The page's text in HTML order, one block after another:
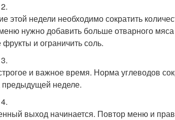
этой недели необходимо сократить
нужно добавить больше отварного
фрукты и ограничить соль.
и важное время. Норма углеводов
предыдущей неделе.
выход начинается. Повтор меню и